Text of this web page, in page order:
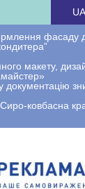
фасаду
макету,
документацію
ковбасна
UA